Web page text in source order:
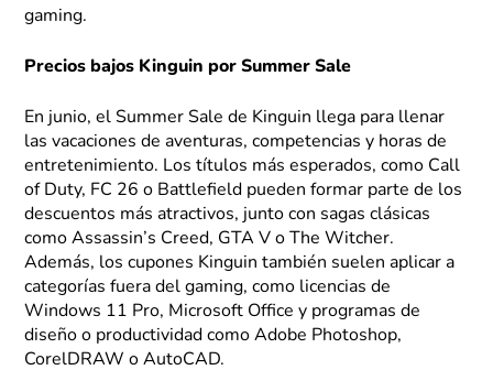
gaming.
Precios bajos Kinguin por Summer Sale
En junio, el Summer Sale de Kinguin llega para llenar
las vacaciones de aventuras, competencias y horas de
entretenimiento. Los títulos más esperados, como Call
of Duty, FC 26 o Battlefield pueden formar parte de los
descuentos más atractivos, junto con sagas clásicas
como Assassin’s Creed, GTA V o The Witcher.
Además, los cupones Kinguin también suelen aplicar a
categorías fuera del gaming, como licencias de
Windows 11 Pro, Microsoft Office y programas de
diseño o productividad como Adobe Photoshop,
CorelDRAW o AutoCAD.